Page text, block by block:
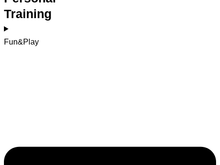
Training
Fun&Play